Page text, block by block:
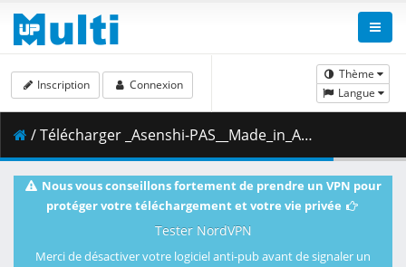
Thème
Langue
Inscription Connexion
/ Télécharger _Asenshi-PAS__Made_in_Abyss_-_12__BD_1080p_AAC___9ABB4D0F_.mkv.002 ( 415.07 MB )
Nous vous conseillons fortement de prendre un VPN pour
protéger votre téléchargement et votre vie privée
Tester NordVPN
Merci de désactiver votre logiciel anti-pub avant de signaler un